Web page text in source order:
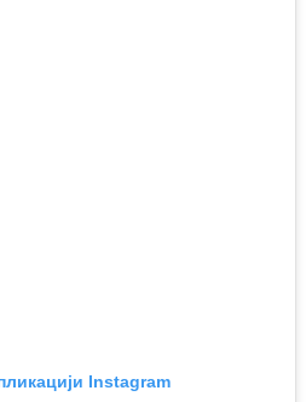
Instagram